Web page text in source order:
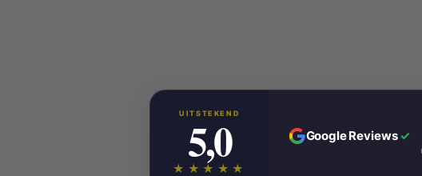
UITSTEKEND
5,0
★★★★★
Google Reviews✓